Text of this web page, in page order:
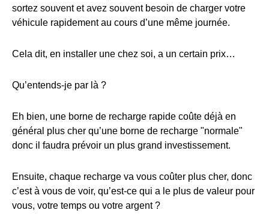
sortez souvent et avez souvent besoin de charger votre
véhicule rapidement au cours d’une même journée.
Cela dit, en installer une chez soi, a un certain prix…
Qu’entends-je par là ?
Eh bien, une borne de recharge rapide coûte déjà en
général plus cher qu’une borne de recharge "normale"
donc il faudra prévoir un plus grand investissement.
Ensuite, chaque recharge va vous coûter plus cher, donc
c’est à vous de voir, qu’est-ce qui a le plus de valeur pour
vous, votre temps ou votre argent ?